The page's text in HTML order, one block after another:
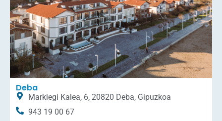
Deba
Markiegi Kalea, 6, 20820 Deba, Gipuzkoa
943 19 00 67